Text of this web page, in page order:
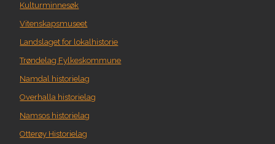
Kulturminnesøk
Vitenskapsmuseet
Landslaget for lokalhistorie
Trøndelag Fylkeskommune
Namdal historielag
Overhalla historielag
Namsos historielag
Otterøy Historielag